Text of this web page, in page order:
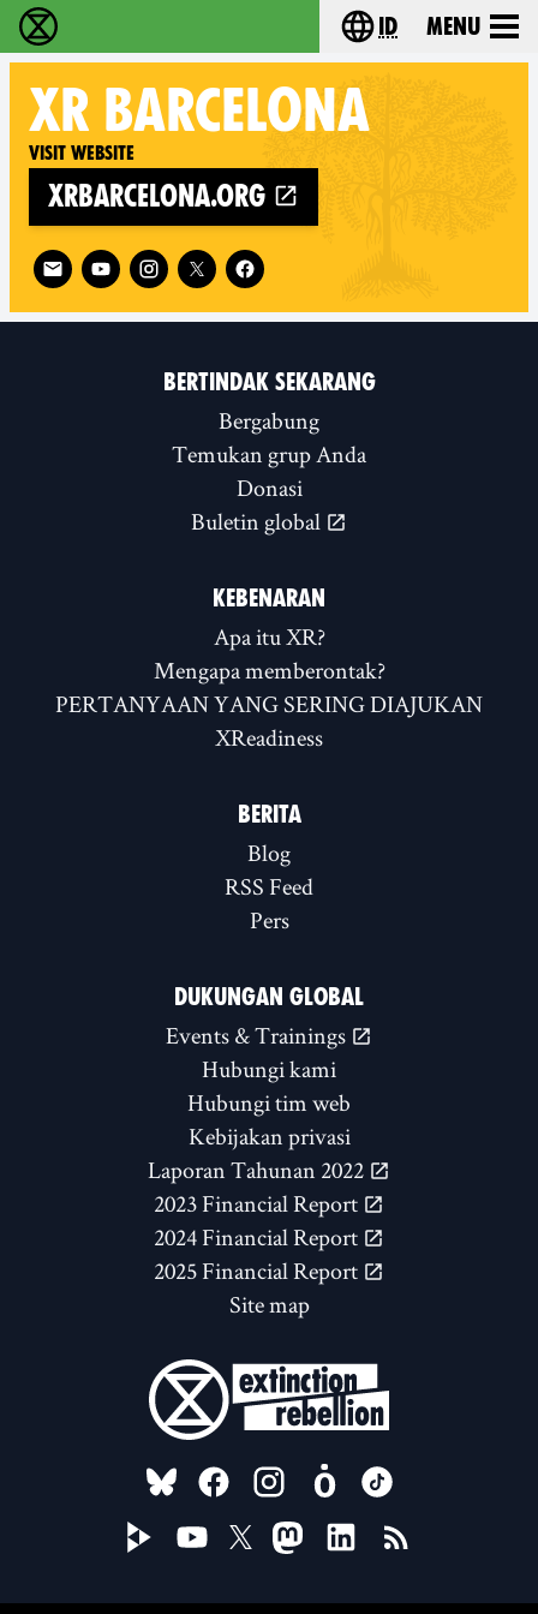
Extinction Rebellion (XR–Pemberontakan
Choose your
id Menu
XR BARCELONA
Visit website
xrbarcelona.org
Follow XR Barcelona on
BERTINDAK SEKARANG
Bergabung
Temukan grup Anda
Donasi
Buletin global
KEBENARAN
Apa itu XR?
Mengapa memberontak?
PERTANYAAN YANG SERING DIAJUKAN
XReadiness
BERITA
Blog
RSS Feed
Pers
DUKUNGAN GLOBAL
Events & Trainings
Hubungi kami
Hubungi tim web
Kebijakan privasi
Laporan Tahunan 2022
2023 Financial Report
2024 Financial Report
2025 Financial Report
Site map
FOLLOW US ON